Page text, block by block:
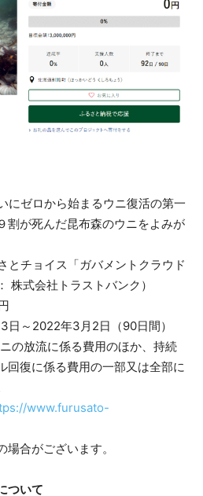
ゼロから始まるウニ復活の第一
割が死んだ昆布森のウニをよみが
チョイス「ガバメントクラウド
株式会社トラストバンク）
～2022年3月2日（90日間）
の放流に係る費用のほか、持続
回復に係る費用の一部又は全部に
www.furusato-
場合がございます。
ついて